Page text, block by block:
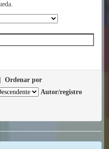
Ordenar por
Autor/registro